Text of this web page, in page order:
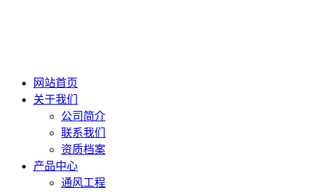
网站首页
关于我们
公司简介
联系我们
资质档案
产品中心
通风工程